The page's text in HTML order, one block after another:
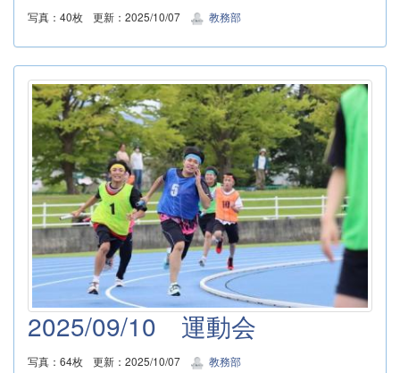
写真：40枚 更新：2025/10/07 教務部
2025/09/10 運動会
写真：64枚 更新：2025/10/07 教務部